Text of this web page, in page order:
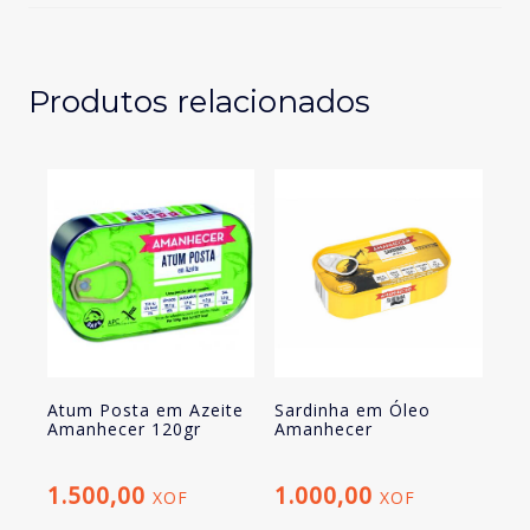
Produtos relacionados
Atum Posta em Azeite
Amanhecer 120gr
1.500,00 XOF
Sardinha em Óleo
Amanhecer
1.000,00XOF